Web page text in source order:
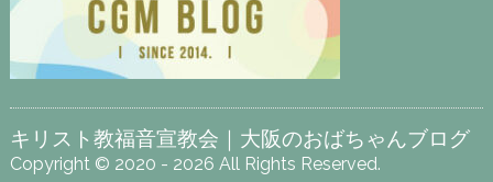
キリスト教福音宣教会｜大阪のおばちゃんブログ
Copyright © 2020 - 2026 All Rights Reserved.